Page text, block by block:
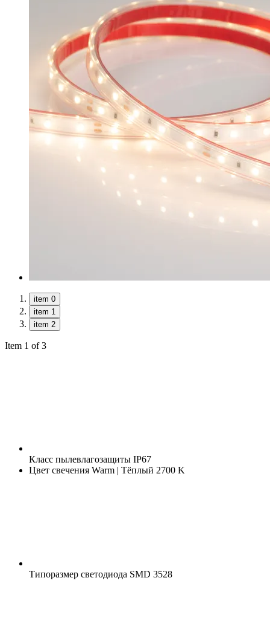
item 0
item 1
item 2
Item 1 of 3
Класс пылевлагозащиты IP67
Цвет свечения Warm | Тёплый 2700 K
Типоразмер светодиода SMD 3528